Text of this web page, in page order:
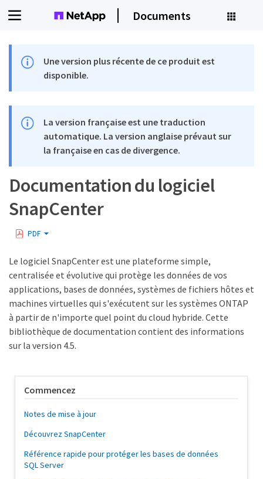
Documents
Une version plus récente de ce produit est
disponible.
La version française est une traduction
automatique. La version anglaise prévaut sur
la française en cas de divergence.
Documentation du logiciel
SnapCenter
PDF
Le logiciel SnapCenter est une plateforme simple,
centralisée et évolutive qui protège les données de vos
applications, bases de données, systèmes de fichiers hôtes et
machines virtuelles qui s'exécutent sur les systèmes ONTAP
à partir de n'importe quel point du cloud hybride. Cette
bibliothèque de documentation contient des informations
sur la version 4.5.
Commencez
Notes de mise à jour
Découvrez SnapCenter
Référence rapide pour protéger les bases de données
SQL Server